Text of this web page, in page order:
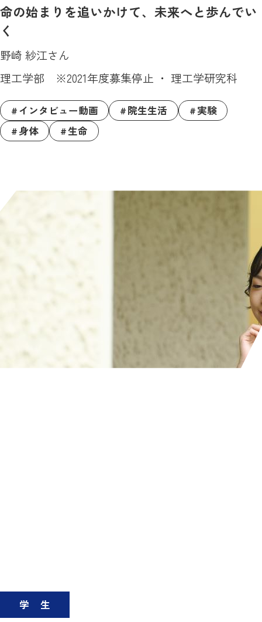
命の始まりを追いかけて、未来へと歩んでい
く
野崎 紗江さん
理工学部 ※2021年度募集停止 ・ 理工学研究科
インタビュー動画 院生生活
実験
身体
生命
学生